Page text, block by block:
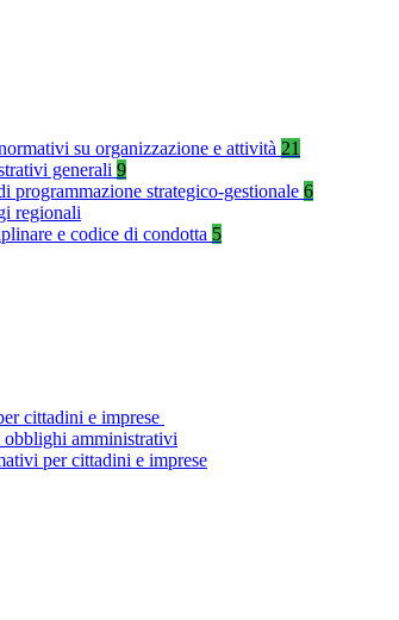
su organizzazione e attività 21
generali 9
programmazione strategico-gestionale 6
regionali
e codice di condotta 5
cittadini e imprese
obblighi amministrativi
per cittadini e imprese